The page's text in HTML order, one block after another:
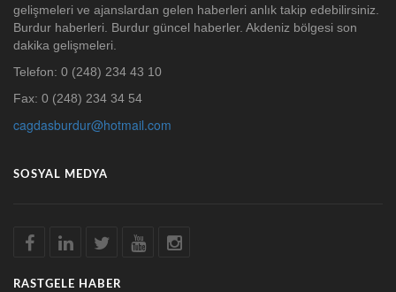
gelişmeleri ve ajanslardan gelen haberleri anlık takip edebilirsiniz.
Burdur haberleri. Burdur güncel haberler. Akdeniz bölgesi son
dakika gelişmeleri.
Telefon: 0 (248) 234 43 10
Fax: 0 (248) 234 34 54
cagdasburdur@hotmail.com
SOSYAL MEDYA
RASTGELE HABER